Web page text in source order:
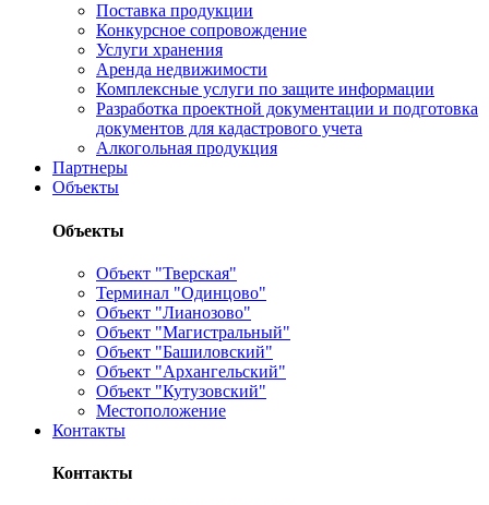
Поставка продукции
Конкурсное сопровождение
Услуги хранения
Аренда недвижимости
Комплексные услуги по защите информации
Разработка проектной документации и подготовка
документов для кадастрового учета
Алкогольная продукция
Партнеры
Объекты
Объекты
Объект "Тверская"
Терминал "Одинцово"
Объект "Лианозово"
Объект "Магистральный"
Объект "Башиловский"
Объект "Архангельский"
Объект "Кутузовский"
Местоположение
Контакты
Контакты